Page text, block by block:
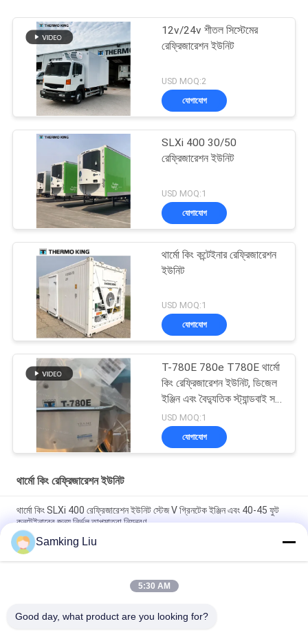
12v/24v শীতল সিস্টেমের
রেফ্রিজারেশন ইউনিট
USD MOQ:2
যোগাযোগ
SLXi 400 30/50
রেফ্রিজারেশন ইউনিট
USD MOQ:1
যোগাযোগ
থার্মো কিং কন্টেইনার রেফ্রিজারেশন
ইউনিট
USD MOQ:1
যোগাযোগ
T-780E 780e T780E থার্মো
কিং রেফ্রিজারেশন ইউনিট, ডিজেল
ইঞ্জিন এবং বৈদ্যুতিক স্ট্যান্ডবাই সহ
বৈদ্যুতিক পাখা, যা চীনে তৈরি
USD MOQ:1
যোগাযোগ
থার্মো কিং রেফ্রিজারেশন ইউনিট
থার্মো কিং SLXi 400 রেফ্রিজারেশন ইউনিট স্টেজ V গ্রিনটেক ইঞ্জিন এবং 40-45 ফুট
কনটেইনারের জন্য নির্ভুল তাপমাত্রা নিয়ন্ত্রণ
মডেল লেজেন্ড L-1880 30/50 THERMO KING নতুন ট্রেলার রেফ্রিজারেশন ইউনিট
এশিয়া প্যাসিফিক বাজার ভাল জ্বালানী অর্থনীতি এবং শক্তিশালী শীতল কর্মক্ষমতা
টি-৮৮০ প্রো টি-৮০ টি-৬৮০প্রো/টি-৭৮০প্রো/টি-১০৮০প্রো/টি-১২৮০প্রো
Samking Liu
5:30 AM
Good day, what product are you looking for?